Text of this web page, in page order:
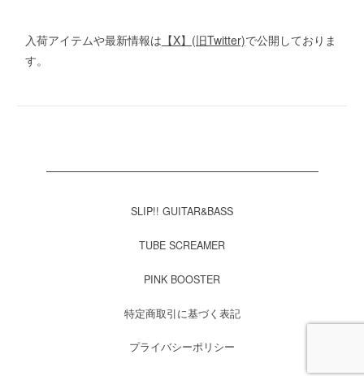
入荷アイテムや最新情報は 【X】(旧Twitter)で公開しておりま
す。
SLIP!! GUITAR&BASS
TUBE SCREAMER
PINK BOOSTER
特定商取引に基づく表記
プライバシーポリシー